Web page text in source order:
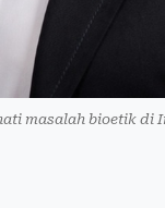
masalah bioetik di